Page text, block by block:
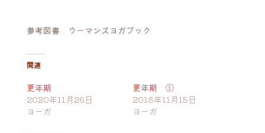
参考図書 ウーマンズヨガブック
関連
更年期
2020年11月26日
ヨーガ
更年期 ①
2018年11月15日
ヨーガ